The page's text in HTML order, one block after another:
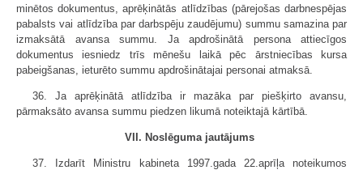
minētos dokumentus, aprēķinātās atlīdzības (pārejošas darbnespējas
pabalsts vai atlīdzība par darbspēju zaudējumu) summu samazina par
izmaksātā avansa summu. Ja apdrošinātā persona attiecīgos
dokumentus iesniedz trīs mēnešu laikā pēc ārstniecības kursa
pabeigšanas, ieturēto summu apdrošinātajai personai atmaksā.
36. Ja aprēķinātā atlīdzība ir mazāka par piešķirto avansu,
pārmaksāto avansa summu piedzen likumā noteiktajā kārtībā.
VII. Noslēguma jautājums
37. Izdarīt Ministru kabineta 1997.gada 22.aprīļa noteikumos